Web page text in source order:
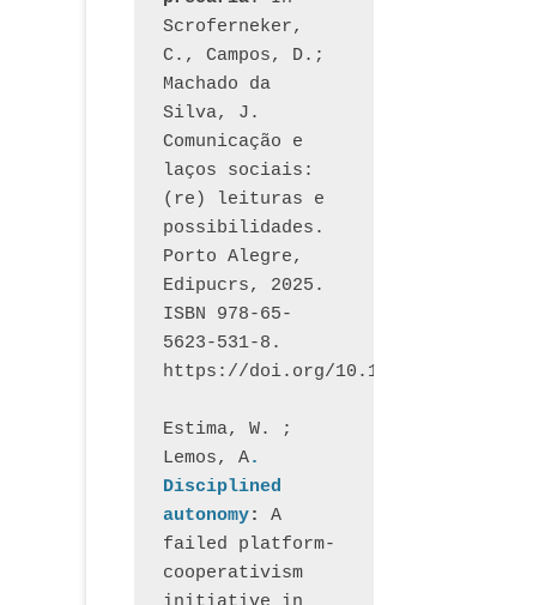
Scroferneker,
C., Campos, D.;
Machado da
Silva, J.
Comunicação e
laços sociais:
(re) leituras e
possibilidades.
Porto Alegre,
Edipucrs, 2025.
ISBN 978-65-
5623-531-8.
https://doi.org/10.15448/1877.3
Estima, W. ;
Lemos, A.
Disciplined
autonomy: A
failed platform-
cooperativism